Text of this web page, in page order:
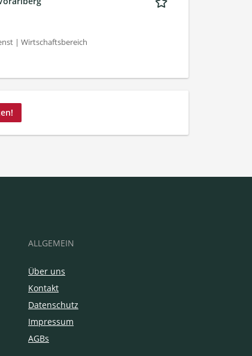
| Wirtschaftsbereich
ALLGEMEIN
Über uns
Kontakt
Datenschutz
Impressum
AGBs